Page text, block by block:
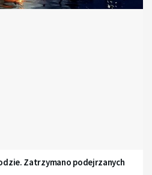
Zatrzymano podejrzanych